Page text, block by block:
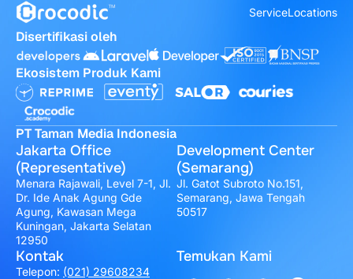
ServiceLocations
Disertifikasi oleh
Ekosistem Produk Kami
PT Taman Media Indonesia
Jakarta Office
(Representative)
Menara Rajawali, Level 7-1, Jl.
Dr. Ide Anak Agung Gde
Agung, Kawasan Mega
Kuningan, Jakarta Selatan
12950
Development Center
(Semarang)
Jl. Gatot Subroto No.151,
Semarang, Jawa Tengah
50517
Kontak
Telepon: (021) 29608234
Temukan Kami